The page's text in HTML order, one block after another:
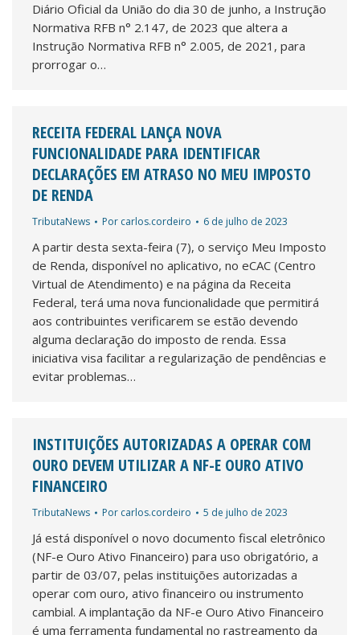
Diário Oficial da União do dia 30 de junho, a Instrução
Normativa RFB n° 2.147, de 2023 que altera a
Instrução Normativa RFB n° 2.005, de 2021, para
prorrogar o…
RECEITA FEDERAL LANÇA NOVA
FUNCIONALIDADE PARA IDENTIFICAR
DECLARAÇÕES EM ATRASO NO MEU IMPOSTO
DE RENDA
TributaNews Por carlos.cordeiro 6 de julho de 2023
A partir desta sexta-feira (7), o serviço Meu Imposto
de Renda, disponível no aplicativo, no eCAC (Centro
Virtual de Atendimento) e na página da Receita
Federal, terá uma nova funcionalidade que permitirá
aos contribuintes verificarem se estão devendo
alguma declaração do imposto de renda. Essa
iniciativa visa facilitar a regularização de pendências e
evitar problemas…
INSTITUIÇÕES AUTORIZADAS A OPERAR COM
OURO DEVEM UTILIZAR A NF-E OURO ATIVO
FINANCEIRO
TributaNews Por carlos.cordeiro 5 de julho de 2023
Já está disponível o novo documento fiscal eletrônico
(NF-e Ouro Ativo Financeiro) para uso obrigatório, a
partir de 03/07, pelas instituições autorizadas a
operar com ouro, ativo financeiro ou instrumento
cambial. A implantação da NF-e Ouro Ativo Financeiro
é uma ferramenta fundamental no rastreamento da